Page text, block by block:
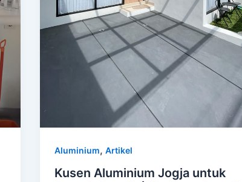
Aluminium, Artikel
Kusen Aluminium Jogja untuk